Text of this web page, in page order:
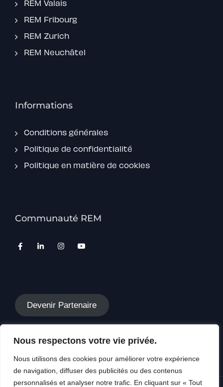
Nous respectons votre vie privée.
Nous utilisons des cookies pour améliorer votre expérience
de navigation, diffuser des publicités ou des contenus
personnalisés et analyser notre trafic. En cliquant sur « Tout
REM Valais
REM Fribourg
REM Zurich
REM Neuchâtel
Informations
Conditions générales
Politique de confidentialité
Politique en matière de cookies
Communauté REM
Devenir Partenaire